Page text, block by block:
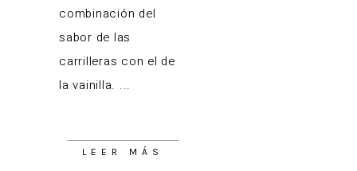
combinación del
sabor de las
carrilleras con el de
la vainilla.
LEER MÁS